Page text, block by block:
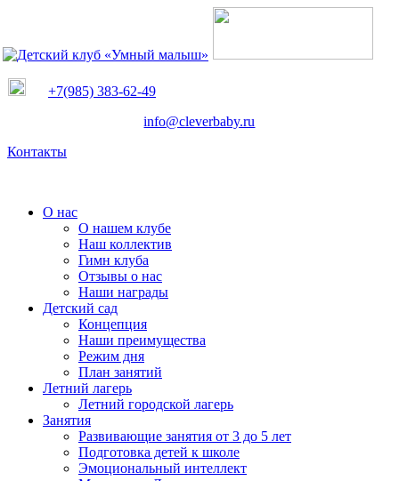
+7(985) 383-62-49
info@cleverbaby.ru
Контакты
О нас
О нашем клубе
Наш коллектив
Гимн клуба
Отзывы о нас
Наши награды
Детский сад
Концепция
Наши преимущества
Режим дня
План занятий
Летний лагерь
Летний городской лагерь
Занятия
Развивающие занятия от 3 до 5 лет
Подготовка детей к школе
Эмоциональный интеллект